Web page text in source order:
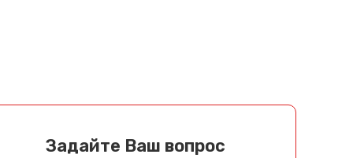
Задайте Ваш вопрос